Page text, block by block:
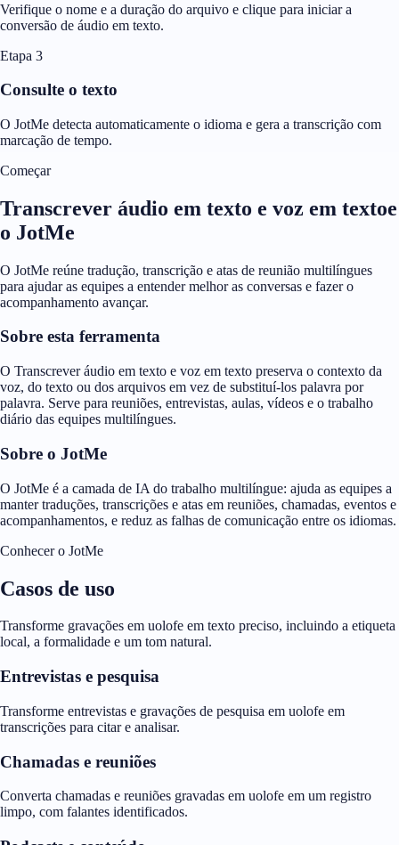
Verifique o nome e a duração do arquivo e clique para iniciar a
conversão de áudio em texto.
Etapa 3
Consulte o texto
O JotMe detecta automaticamente o idioma e gera a transcrição com
marcação de tempo.
Começar
Transcrever áudio em texto e voz em textoe
o JotMe
O JotMe reúne tradução, transcrição e atas de reunião multilíngues
para ajudar as equipes a entender melhor as conversas e fazer o
acompanhamento avançar.
Sobre esta ferramenta
O Transcrever áudio em texto e voz em texto preserva o contexto da
voz, do texto ou dos arquivos em vez de substituí-los palavra por
palavra. Serve para reuniões, entrevistas, aulas, vídeos e o trabalho
diário das equipes multilíngues.
Sobre o JotMe
O JotMe é a camada de IA do trabalho multilíngue: ajuda as equipes a
manter traduções, transcrições e atas em reuniões, chamadas, eventos e
acompanhamentos, e reduz as falhas de comunicação entre os idiomas.
Conhecer o JotMe
Casos de uso
Transforme gravações em uolofe em texto preciso, incluindo a etiqueta
local, a formalidade e um tom natural.
Entrevistas e pesquisa
Transforme entrevistas e gravações de pesquisa em uolofe em
transcrições para citar e analisar.
Chamadas e reuniões
Converta chamadas e reuniões gravadas em uolofe em um registro
limpo, com falantes identificados.